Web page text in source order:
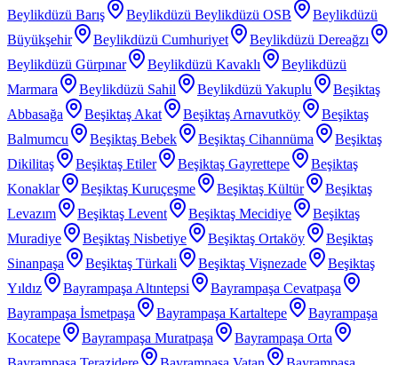
Beylikdüzü Barış
Beylikdüzü Beylikdüzü OSB
Beylikdüzü
Büyükşehir
Beylikdüzü Cumhuriyet
Beylikdüzü Dereağzı
Beylikdüzü Gürpınar
Beylikdüzü Kavaklı
Beylikdüzü
Marmara
Beylikdüzü Sahil Beylikdüzü Yakuplu
Beşiktaş
Abbasağa
Beşiktaş Akat Beşiktaş Arnavutköy
Beşiktaş
Balmumcu
Beşiktaş Bebek Beşiktaş Cihannüma
Beşiktaş
Dikilitaş
Beşiktaş Etiler Beşiktaş Gayrettepe
Beşiktaş
Konaklar
Beşiktaş Kuruçeşme Beşiktaş Kültür
Beşiktaş
Levazım
Beşiktaş Levent Beşiktaş Mecidiye
Beşiktaş
Muradiye
Beşiktaş Nisbetiye Beşiktaş Ortaköy
Beşiktaş
Sinanpaşa
Beşiktaş Türkali Beşiktaş Vişnezade
Beşiktaş
Yıldız
Bayrampaşa Altıntepsi
Bayrampaşa Cevatpaşa
Bayrampaşa İsmetpaşa
Bayrampaşa Kartaltepe
Bayrampaşa
Kocatepe
Bayrampaşa Muratpaşa
Bayrampaşa Orta